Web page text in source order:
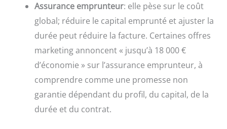
Assurance emprunteur: elle pèse sur le coût
global; réduire le capital emprunté et ajuster la
durée peut réduire la facture. Certaines offres
marketing annoncent « jusqu’à 18 000 €
d’économie » sur l’assurance emprunteur, à
comprendre comme une promesse non
garantie dépendant du profil, du capital, de la
durée et du contrat.